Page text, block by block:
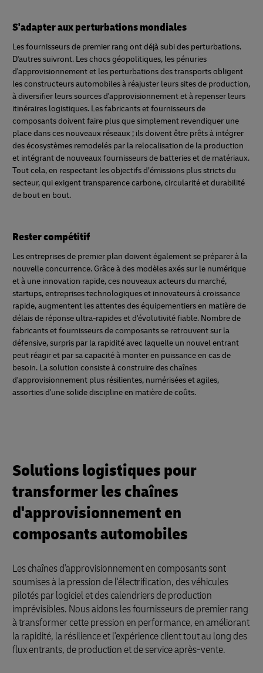
S'adapter aux perturbations mondiales
Les fournisseurs de premier rang ont déjà subi des perturbations.
D'autres suivront. Les chocs géopolitiques, les pénuries
d'approvisionnement et les perturbations des transports obligent
les constructeurs automobiles à réajuster leurs sites de production,
à diversifier leurs sources d'approvisionnement et à repenser leurs
itinéraires logistiques. Les fabricants et fournisseurs de
composants doivent faire plus que simplement revendiquer une
place dans ces nouveaux réseaux ; ils doivent être prêts à intégrer
des écosystèmes remodelés par la relocalisation de la production
et intégrant de nouveaux fournisseurs de batteries et de matériaux.
Tout cela, en respectant les objectifs d’émissions plus stricts du
secteur, qui exigent transparence carbone, circularité et durabilité
de bout en bout.
Rester compétitif
Les entreprises de premier plan doivent également se préparer à la
nouvelle concurrence. Grâce à des modèles axés sur le numérique
et à une innovation rapide, ces nouveaux acteurs du marché,
startups, entreprises technologiques et innovateurs à croissance
rapide, augmentent les attentes des équipementiers en matière de
délais de réponse ultra-rapides et d'évolutivité fiable. Nombre de
fabricants et fournisseurs de composants se retrouvent sur la
défensive, surpris par la rapidité avec laquelle un nouvel entrant
peut réagir et par sa capacité à monter en puissance en cas de
besoin. La solution consiste à construire des chaînes
d'approvisionnement plus résilientes, numérisées et agiles,
assorties d'une solide discipline en matière de coûts.
Solutions logistiques pour
transformer les chaînes
d'approvisionnement en
composants automobiles
Les chaînes d'approvisionnement en composants sont
soumises à la pression de l'électrification, des véhicules
pilotés par logiciel et des calendriers de production
imprévisibles. Nous aidons les fournisseurs de premier rang
à transformer cette pression en performance, en améliorant
la rapidité, la résilience et l'expérience client tout au long des
flux entrants, de production et de service après-vente.